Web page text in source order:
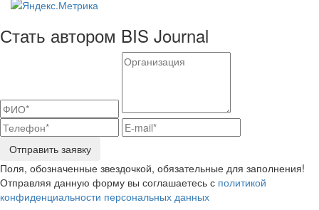
Стать автором BIS Journal
Отправить заявку
Поля, обозначенные звездочкой, обязательные для заполнения!
Отправляя данную форму вы соглашаетесь с политикой
конфиденциальности персональных данных